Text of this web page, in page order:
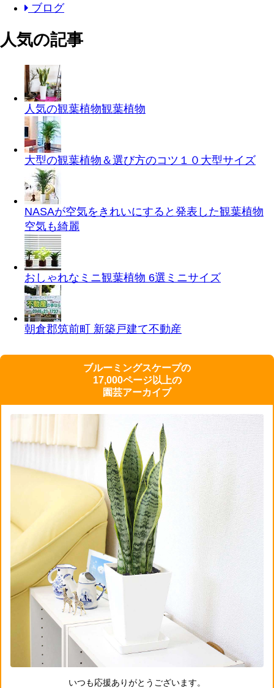
ブログ
人気の記事
人気の観葉植物観葉植物
大型の観葉植物＆選び方のコツ１０ 大型サイズ
NASAが空気をきれいにすると発表した観葉植物
空気も綺麗
おしゃれなミニ観葉植物 6選 ミニサイズ
朝倉郡筑前町 新築戸建て不動産
ブルーミングスケープの
17,000ページ以上の
園芸アーカイブ
いつも応援ありがとうございます。